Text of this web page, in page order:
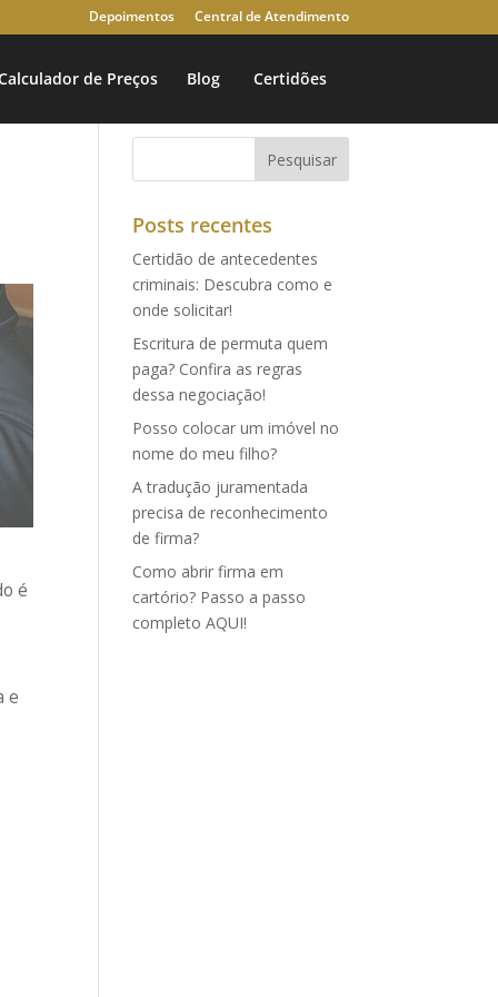
Depoimentos Central de Atendimento
de Preços Blog Certidões
é
e
Posts recentes
Certidão de antecedentes
criminais: Descubra como e
onde solicitar!
Escritura de permuta quem
paga? Confira as regras
dessa negociação!
Posso colocar um imóvel no
nome do meu filho?
A tradução juramentada
precisa de reconhecimento
de firma?
Como abrir firma em
cartório? Passo a passo
completo AQUI!